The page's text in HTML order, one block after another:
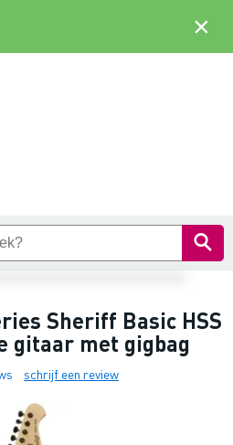
Sheriff Basic HSS
gitaar met gigbag
schrijf een review
×